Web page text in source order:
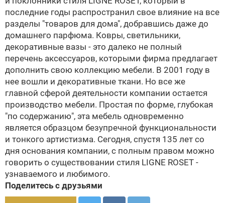
последние годы распространил свое влияние на все
разделы "товаров для дома", добравшись даже до
домашнего парфюма. Ковры, светильники,
декоративные вазы - это далеко не полный
перечень аксессуаров, которыми фирма предлагает
дополнить свою коллекцию мебели. В 2001 году в
нее вошли и декоративные ткани. Но все же
главной сферой деятельности компании остается
производство мебели. Простая по форме, глубокая
"по содержанию", эта мебель одновременно
является образцом безупречной функциональности
и тонкого артистизма. Сегодня, спустя 135 лет со
дня основания компании, с полным правом можно
говорить о существовании стиля LIGNE ROSET -
узнаваемого и любимого.
Поделитесь с друзьями